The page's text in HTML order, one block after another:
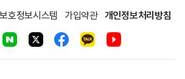
호정보시스템 가입약관 개인정보처리방침